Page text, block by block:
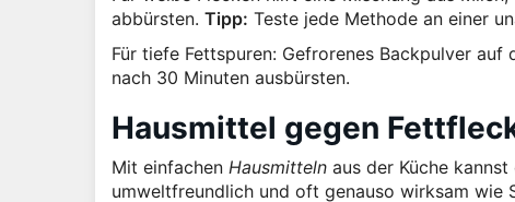
abbürsten. Tipp: Teste jede Methode an einer
Für tiefe Fettspuren: Gefrorenes Backpulver
nach 30 Minuten ausbürsten.
Hausmittel gegen
Mit einfachen Hausmitteln aus der Küche kannst
umweltfreundlich und oft genauso wirksam wie